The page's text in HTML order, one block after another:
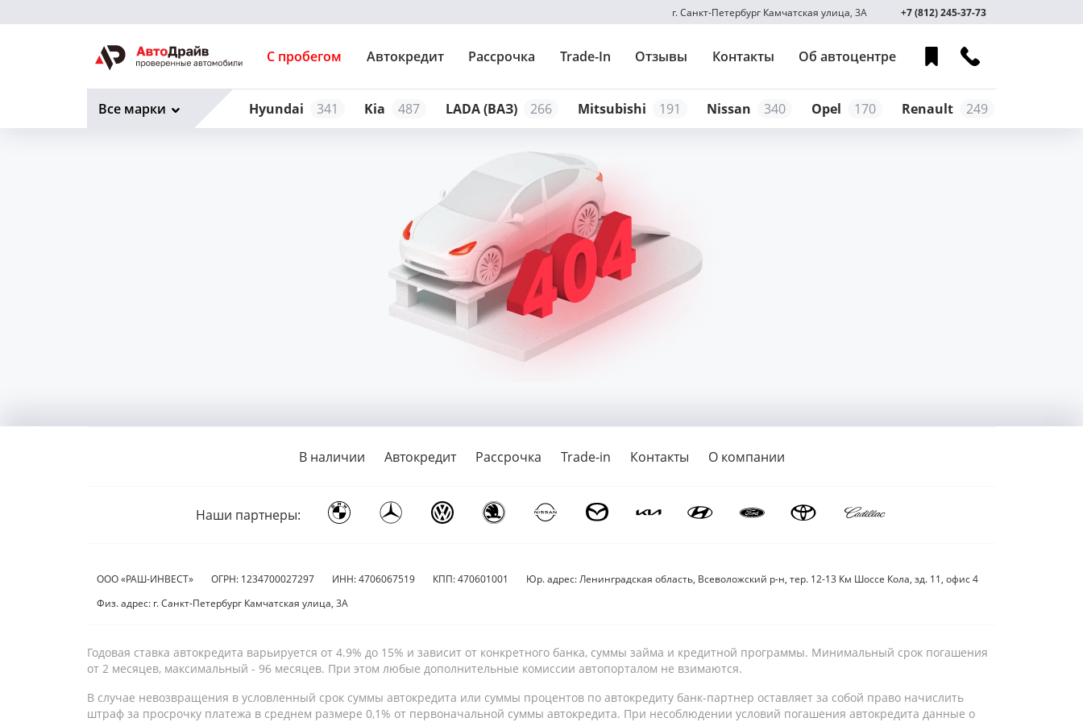
г. Санкт-Петербург Камчатская улица, 3А +7 (812) 245-37-73
С пробегом Автокредит Рассрочка Trade-In Отзывы Контакты Об автоцентре
Hyundai 341 Kia 487 LADA (ВАЗ) 266 Mitsubishi 191 Nissan 340 Opel 170 Renault 249
Все марки
В наличии Автокредит Рассрочка Trade-in Контакты О компании
Наши партнеры:
ООО «РАШ-ИНВЕСТ» ОГРН: 1234700027297 ИНН: 4706067519 КПП: 470601001
Юр. адрес: Ленинградская область, Всеволожский р-н, тер. 12-13 Км Шоссе Кола, зд. 11, офис 4
Физ. адрес: г. Санкт-Петербург Камчатская улица, 3А
Годовая ставка автокредита варьируется от 4.9% до 15% и зависит от конкретного банка, суммы займа и кредитной программы. Минимальный срок погашения
от 2 месяцев, максимальный - 96 месяцев. При этом любые дополнительные комиссии автопорталом не взимаются.
В случае невозвращения в условленный срок суммы автокредита или суммы процентов по автокредиту банк-партнер оставляет за собой право начислить
штраф за просрочку платежа в среднем размере 0,1% от первоначальной суммы автокредита. При несоблюдении условий погашения автокредита данные о